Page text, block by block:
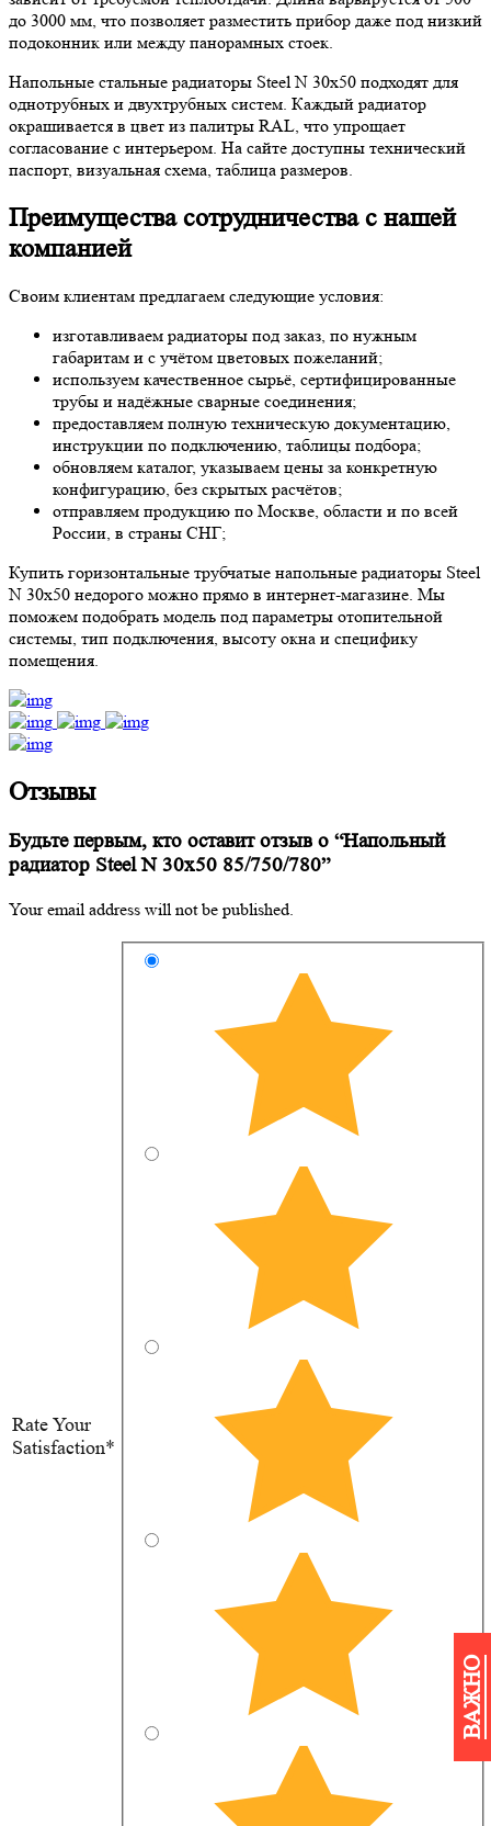
ВАЖНО
до 3000 мм, что позволяет разместить прибор даже под низкий
подоконник или между панорамных стоек.
Напольные стальные радиаторы Steel N 30х50 подходят для
однотрубных и двухтрубных систем. Каждый радиатор
окрашивается в цвет из палитры RAL, что упрощает
согласование с интерьером. На сайте доступны технический
паспорт, визуальная схема, таблица размеров.
Преимущества сотрудничества с нашей
компанией
Своим клиентам предлагаем следующие условия:
изготавливаем радиаторы под заказ, по нужным
габаритам и с учётом цветовых пожеланий;
используем качественное сырьё, сертифицированные
трубы и надёжные сварные соединения;
предоставляем полную техническую документацию,
инструкции по подключению, таблицы подбора;
обновляем каталог, указываем цены за конкретную
конфигурацию, без скрытых расчётов;
отправляем продукцию по Москве, области и по всей
России, в страны СНГ;
Купить горизонтальные трубчатые напольные радиаторы Steel
N 30х50 недорого можно прямо в интернет-магазине. Мы
поможем подобрать модель под параметры отопительной
системы, тип подключения, высоту окна и специфику
помещения.
Отзывы
Будьте первым, кто оставит отзыв о “Напольный
радиатор Steel N 30х50 85/750/780”
Your email address will not be published.
Rate Your
Satisfaction*